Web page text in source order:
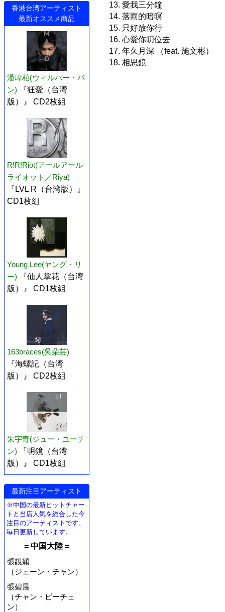
香港台湾アーティスト
最新オススメ商品
潘瑋柏(ウィルバー・パ
ン)
『狂愛（台湾
版）』 CD2枚組
R!R!Riot(アールアール
ライオット／Riya)
『LVL R（台湾版）』
CD1枚組
Young Lee(ヤング・リ
ー)
『仙人掌花（台湾
版）』 CD1枚組
163braces(吳朵芸)
『海螺記（台湾
版）』 CD2枚組
朱宇青(ジュー・ユーチ
ン)
『明鏡（台湾
版）』 CD1枚組
最新注目アーティスト
※中国の最新ヒットチャー
トと当店人気を総合した今
注目のアーティストです。
毎日更新しています。
= 中国大陸 =
張靚穎
（ジェーン・チャン）
張碧晨
（チャン・ビーチェ
ン）
13. 愛我三分鐘
14. 落雨的暗暝
15. 只好放你行
16. 心愛你叨位去
17. 年久月深 （feat. 施文彬）
18. 相思鏡